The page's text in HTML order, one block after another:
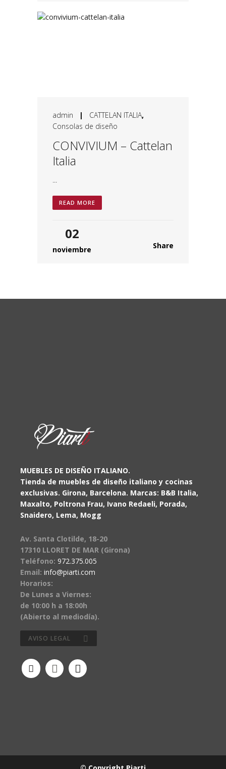
admin | CATTELAN ITALIA,
Consolas de diseño
CONVIVIUM – Cattelan
Italia
READ MORE
02
noviembre Share
MUEBLES DE DISEÑO ITALIANO.
Tienda de muebles de diseño italiano y cocinas
exclusivas. Girona, Barcelona. Marcas: B&B Italia,
Maxalto, Poltrona Frau, Ivano Redaeli, Porada,
Snaidero, Lema, Mogg
Av. Santa Clotilde, 18-20
17310 LLORET DE MAR (Girona)
Teléfono: 972.375.005
Email: info@piarti.com
Horarios:
De Lunes a Viernes:
de 10:00 h a 18:00h
(Abierto al mediodía).
AVISO LEGAL